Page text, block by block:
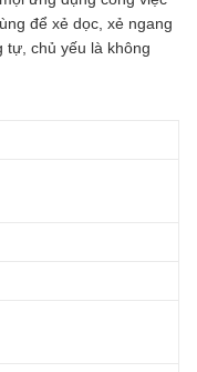
để xẻ dọc, xẻ ngang
tự, chủ yếu là không